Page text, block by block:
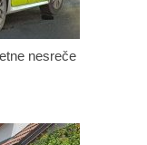
nesreče